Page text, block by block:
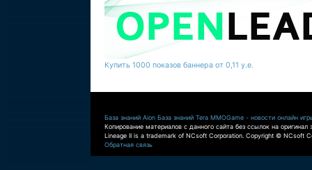
Купить 1000 показов баннера от 0,11 у.е.
База знаний Aion База знаний Tera MMOGame - новости онлайн
Копирование материалов с данного сайта без ссылок на оригинал
Lineage II is a trademark of NCsoft Corporation. Copyright © NCsoft
Обратная связь